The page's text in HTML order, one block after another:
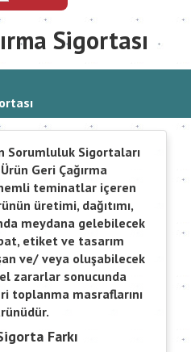
Sigortası
Sorumluluk Sigortaları
Geri Çağırma
teminatlar içeren
üretimi, dağıtımı,
meydana gelebilecek
etiket ve tasarım
ve/ veya oluşabilecek
zararlar sonucunda
toplanma masraflarını
Farkı